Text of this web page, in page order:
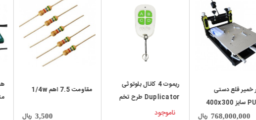
ریموت 4 کانال بلوتوثی
Duplicator طرح تخم
مقاومت 7.5 اهم 1/4w
هویه دیجیتال رومیزی وات